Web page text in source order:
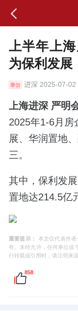
上半年上
为保利发展
进深 2025-07-02
上海进深 严明
2025年1-6月房
展、华润置地
三。
其中，保利发
置地达214.5亿
重要提示：
本文仅代表作
有。未经允许，任何单位或
行转载或引用时，请注明来
858